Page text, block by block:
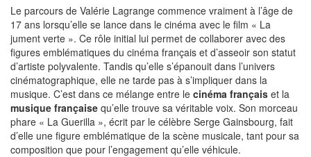
Le parcours de Valérie Lagrange commence vraiment à l’âge de
17 ans lorsqu’elle se lance dans le cinéma avec le film « La
jument verte ». Ce rôle initial lui permet de collaborer avec des
figures emblématiques du cinéma français et d’asseoir son statut
d’artiste polyvalente. Tandis qu’elle s’épanouit dans l’univers
cinématographique, elle ne tarde pas à s’impliquer dans la
musique. C’est dans ce mélange entre le cinéma français et la
musique française qu’elle trouve sa véritable voix. Son morceau
phare « La Guerilla », écrit par le célèbre Serge Gainsbourg, fait
d’elle une figure emblématique de la scène musicale, tant pour sa
composition que pour l’engagement qu’elle véhicule.